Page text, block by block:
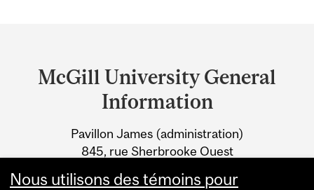
and
University
Information
McGill University General
Information
Pavillon James (administration)
845, rue Sherbrooke Ouest
Nous utilisons des témoins pour